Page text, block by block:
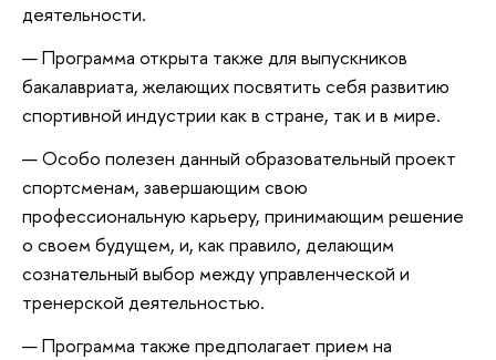
деятельности.
Программа открыта также для выпускников
бакалавриата, желающих посвятить себя развитию
спортивной индустрии как в стране, так и в мире.
Особо полезен данный образовательный проект
спортсменам, завершающим свою
профессиональную карьеру, принимающим решение
о своем будущем, и, как правило, делающим
сознательный выбор между управленческой и
тренерской деятельностью.
Программа также предполагает прием на